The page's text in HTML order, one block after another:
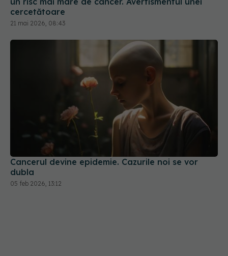
Cancerul devine epidemie. Cazurile noi se vor
05 feb 2026, 13:12